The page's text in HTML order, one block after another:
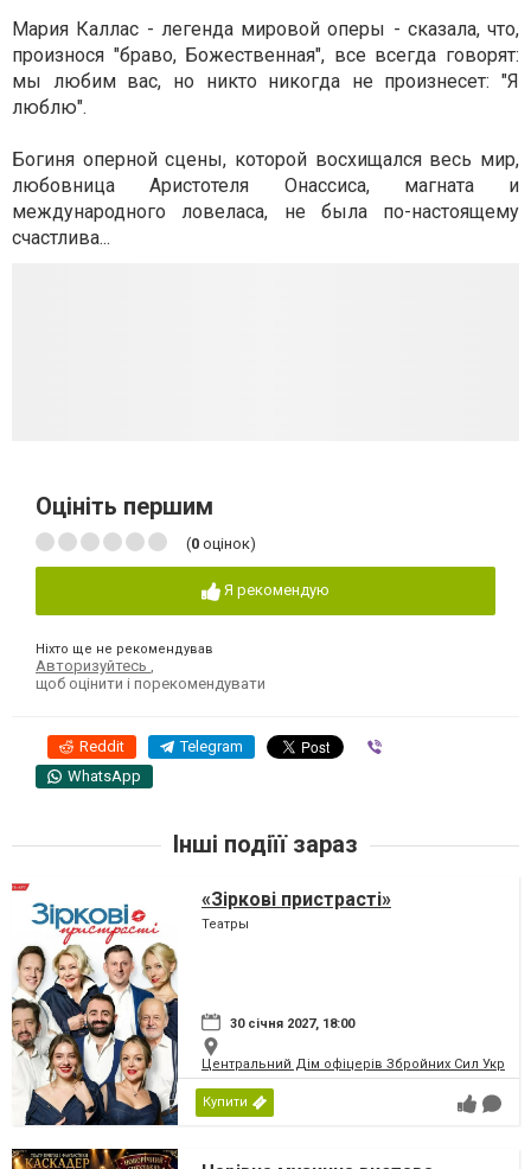
Мария Каллас - легенда мировой оперы - сказала, что,
произнося "браво, Божественная", все всегда говорят:
мы любим вас, но никто никогда не произнесет: "Я
люблю".
Богиня оперной сцены, которой восхищался весь мир,
любовница Аристотеля Онассиса, магната и
международного ловеласа, не была по-настоящему
счастлива...
Оцініть першим
(0 оцінок)
Я рекомендую
Ніхто ще не рекомендував
Авторизуйтесь
щоб оцінити і порекомендувати
Reddit Telegram
WhatsApp
Інші подіїї зараз
«Зіркові пристрасті»
Театры
30 січня 2027, 18:00
Центральний Дім офіцерів Збройних Сил
Купити